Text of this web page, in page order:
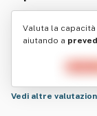
Valuta la
aiutando a
Vedi altre